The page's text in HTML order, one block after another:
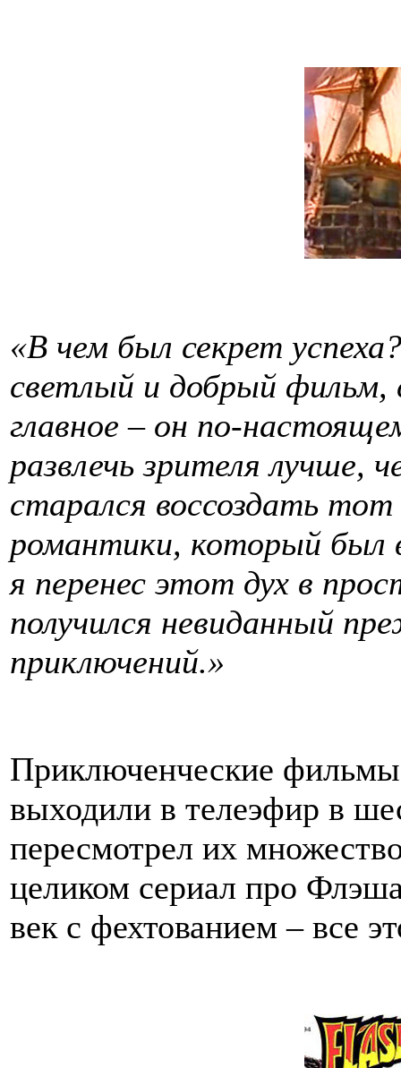
«В чем был секрет
светлый и добрый фильм,
главное – он по-
развлечь зрителя лучше,
старался воссоздать тот
романтики, который был
я перенес этот дух в
получился невиданный
приключений.»
Приключенческие
выходили в телеэфир в
пересмотрел их
целиком сериал про
век с фехтованием – все